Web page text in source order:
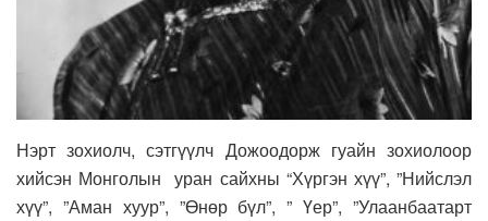
Нэрт зохиолч, сэтгүүлч Дожоодорж гуайн зохиолоор
хийсэн Монголын уран сайхны “Хүргэн хүү”, ”Нийслэл
хүү”, ”Аман хуур”, ”Өнөр бүл”, ” Үер”, ”Улаанбаатарт